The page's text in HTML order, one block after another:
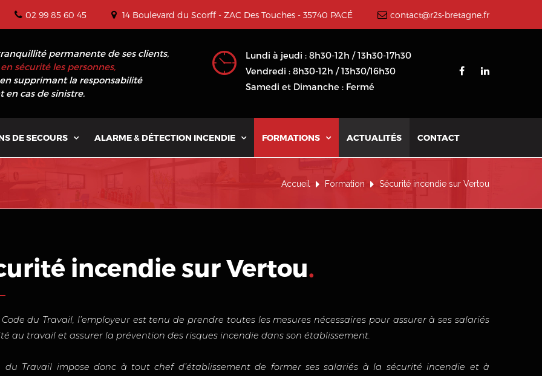
02 99 85 60 45 14 Boulevard du Scorff - ZAC Des Touches - 35740 PACÉ contact@r2s-bretagne.fr
permanente de ses clients,
sécurité les personnes,
supprimant la responsabilité
en cas de sinistre.
Lundi à jeudi : 8h30-12h / 13h30-17h30
Vendredi : 8h30-12h / 13h30/16h30
Samedi et Dimanche : Fermé
DE SECOURS  ALARME & DÉTECTION INCENDIE  FORMATIONS  ACTUALITÉS CONTACT
Accueil Formation Sécurité incendie sur Vertou
incendie sur Vertou.
du Travail, l’employeur est tenu de prendre toutes les mesures nécessaires pour assurer à ses salariés
au travail et assurer la prévention des risques incendie dans son établissement.
du Travail impose donc à tout chef d’établissement de former ses salariés à la sécurité incendie et à